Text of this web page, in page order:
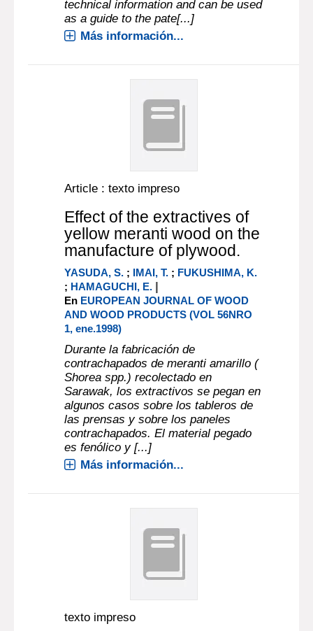
technical information and can be used
as a guide to the pate[...]
Más información...
Article : texto impreso
Effect of the extractives of
yellow meranti wood on the
manufacture of plywood.
YASUDA, S. ; IMAI, T. ; FUKUSHIMA, K.
; HAMAGUCHI, E. |
En EUROPEAN JOURNAL OF WOOD
AND WOOD PRODUCTS (VOL 56NRO
1, ene.1998)
Durante la fabricación de
contrachapados de meranti amarillo (
Shorea spp.) recolectado en
Sarawak, los extractivos se pegan en
algunos casos sobre los tableros de
las prensas y sobre los paneles
contrachapados. El material pegado
es fenólico y [...]
Más información...
texto impreso